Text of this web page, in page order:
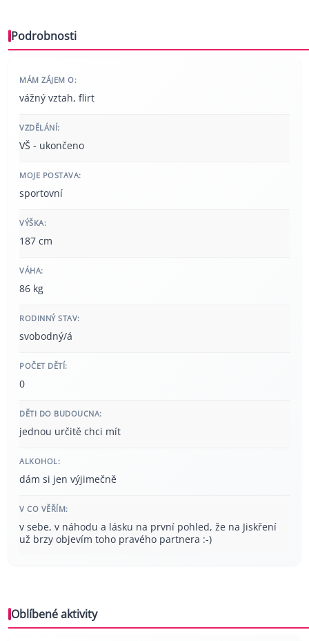
Podrobnosti
MÁM ZÁJEM O:
vážný vztah, flirt
VZDĚLÁNÍ:
VŠ - ukončeno
MOJE POSTAVA:
sportovní
VÝŠKA:
187 cm
VÁHA:
86 kg
RODINNÝ STAV:
svobodný/á
POČET DĚTÍ:
0
DĚTI DO BUDOUCNA:
jednou určitě chci mít
ALKOHOL:
dám si jen výjimečně
V CO VĚŘÍM:
v sebe, v náhodu a lásku na první pohled, že na Jiskření
už brzy objevím toho pravého partnera :-)
Oblíbené aktivity